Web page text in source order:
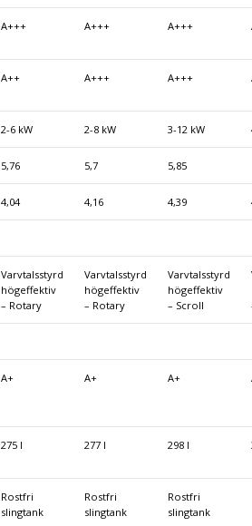
A+++ A+++ A+++
A++ A+++ A+++
2-6 kW 2-8 kW 3-12 kW
5,76 5,7 5,85
4,04 4,16 4,39
Varvtalsstyrd
högeffektiv
– Rotary
Varvtalsstyrd
högeffektiv
– Rotary
Varvtalsstyrd
högeffektiv
– Scroll
A+ A+ A+
275 l 277 l 298 l
Rostfri
slingtank
Rostfri
slingtank
Rostfri
slingtank